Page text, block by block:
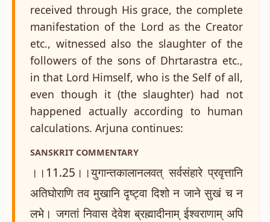
received through His grace, the complete
manifestation of the Lord as the Creator
etc., witnessed also the slaughter of the
followers of the sons of Dhrtarastra etc.,
in that Lord Himself, who is the Self of all,
even though it (the slaughter) had not
happened actually according to human
calculations. Arjuna continues:
SANSKRIT COMMENTARY
।।11.25।।युगान्तकालानलवत् सर्वसंहारे प्रवृत्तानि
अतिघोराणि तव मुखानि दृष्ट्वा दिशो न जाने सुखं च न
लभे। जगतां निवास देवेश ब्रह्मादीनाम् ईश्वराणाम् अपि